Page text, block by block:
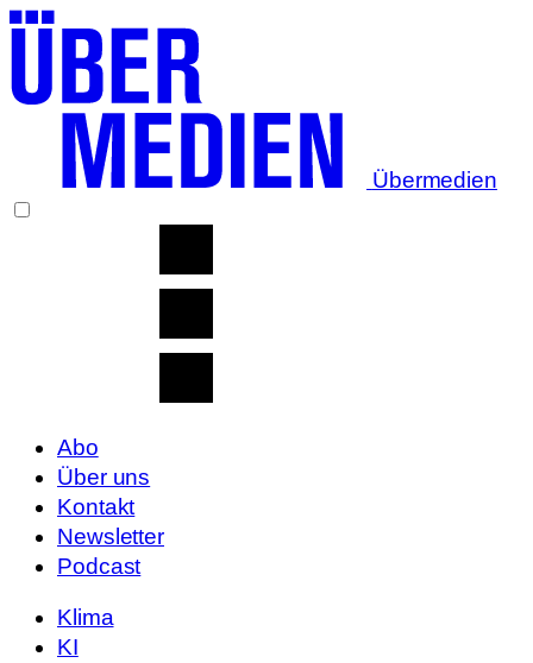
Übermedien
Abo
Über uns
Kontakt
Newsletter
Podcast
Klima
KI